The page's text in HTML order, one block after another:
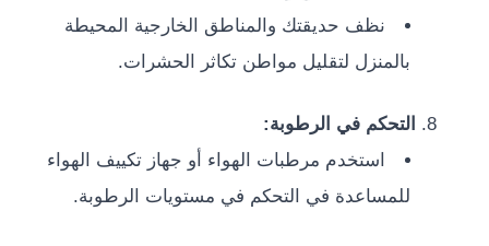
نظف حديقتك والمناطق الخارجية المحيطة
بالمنزل لتقليل مواطن تكاثر الحشرات.
التحكم في الرطوبة:
استخدم مرطبات الهواء أو جهاز تكييف الهواء
للمساعدة في التحكم في مستويات الرطوبة.